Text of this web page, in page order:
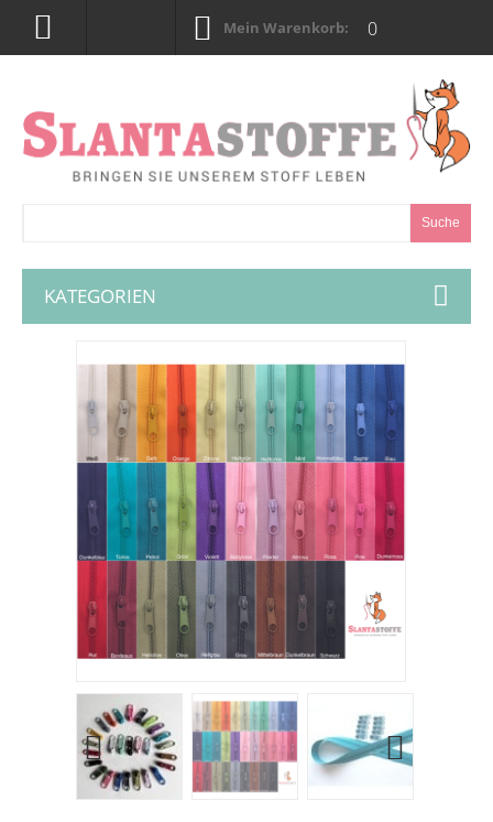
Mein Warenkorb: 0
Suche
KATEGORIEN